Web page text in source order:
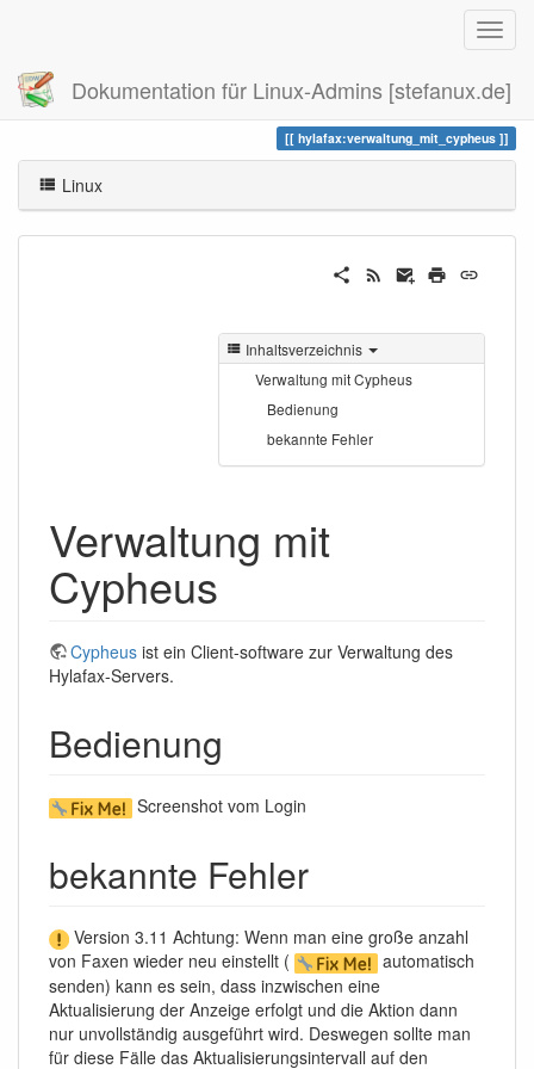
Dokumentation für Linux-Admins [stefanux.de]
Zuletzt angesehen verwaltung_mit_cypheus
hylafax:verwaltung_mit_cypheus
Linux
Inhaltsverzeichnis
Verwaltung mit Cypheus
Bedienung
bekannte Fehler
Verwaltung mit
Cypheus
Cypheus ist ein Client-software zur Verwaltung des
Hylafax-Servers.
Bedienung
Screenshot vom Login
bekannte Fehler
Version 3.11 Achtung: Wenn man eine große anzahl
von Faxen wieder neu einstellt (
automatisch
senden) kann es sein, dass inzwischen eine
Aktualisierung der Anzeige erfolgt und die Aktion dann
nur unvollständig ausgeführt wird. Deswegen sollte man
für diese Fälle das Aktualisierungsintervall auf den